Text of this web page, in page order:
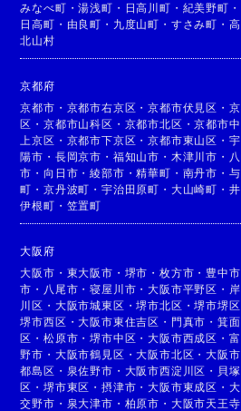
みなべ町 ・湯浅町 ・ 日高川町 ・ 紀美野町 ・
日高町 ・ 由良町 ・ 九度山町 ・ すさみ町 ・
北山村
京都府
京都市 ・ 京都市右京区 ・京都市伏見区 ・
区 ・京都市山科区 ・ 京都市北区 ・京都市
上京区 ・ 京都市下京区 ・京都市東山区 ・
陽市 ・ 長岡京市 ・ 福知山市 ・ 木津川市 ・
市 ・向日市 ・綾部市 ・精華町 ・ 南丹市 ・
町 ・京丹波町 ・宇治田原町 ・ 大山崎町 ・
伊根町 ・ 笠置町
大阪府
大阪市 ・ 東大阪市 ・ 堺市 ・枚方市 ・ 豊中市
市 ・ 八尾市 ・寝屋川市 ・大阪市平野区 ・
川区 ・ 大阪市城東区 ・堺市北区 ・堺市堺区
堺市西区 ・大阪市東住吉区 ・ 門真市 ・箕
区 ・松原市 ・堺市中区 ・大阪市西成区 ・
野市 ・ 大阪市鶴見区 ・大阪市北区 ・大阪
都島区 ・ 泉佐野市 ・ 大阪市西淀川区 ・ 貝
区 ・堺市東区 ・摂津市 ・大阪市東成区 ・
交野市 ・ 泉大津市 ・ 柏原市 ・ 大阪市天王